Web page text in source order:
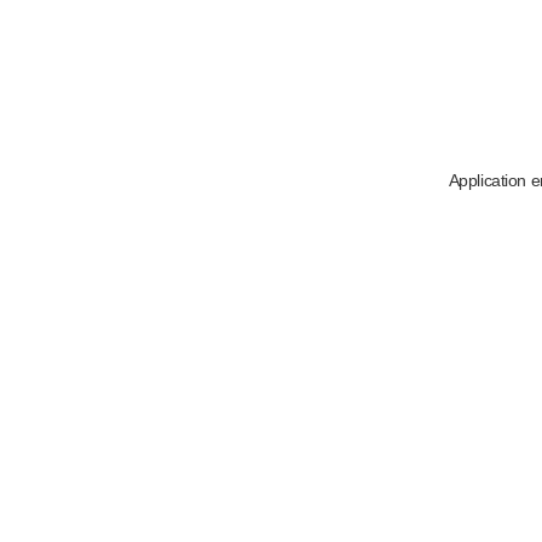
Application